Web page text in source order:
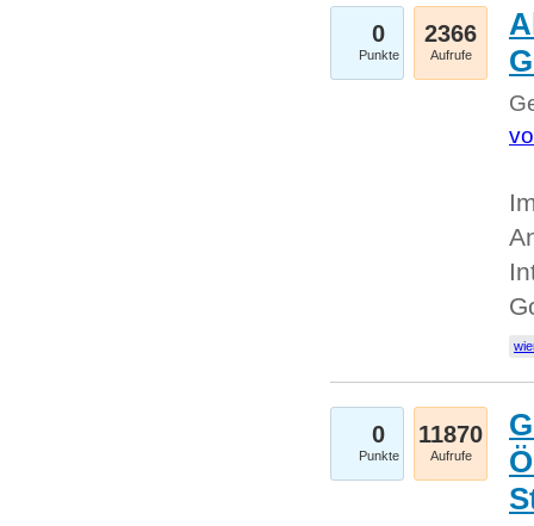
0
Punkte
2366
Aufrufe
0
Punkte
11870
Aufrufe